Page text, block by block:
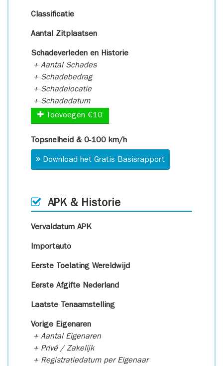
Classificatie
Aantal Zitplaatsen
Schadeverleden en Historie
+ Aantal Schades
+ Schadebedrag
+ Schadelocatie
+ Schadedatum
Toevoegen €10
Topsnelheid & 0-100 km/h
Download het Gratis Basisrapport
APK & Historie
Vervaldatum APK
Importauto
Eerste Toelating Wereldwijd
Eerste Afgifte Nederland
Laatste Tenaamstelling
Vorige Eigenaren
+ Aantal Eigenaren
+ Privé / Zakelijk
+ Registratiedatum per Eigenaar